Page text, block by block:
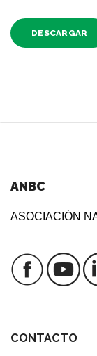
DESCARGAR
ANBC
ASOCIACIÓN
CONTACTO